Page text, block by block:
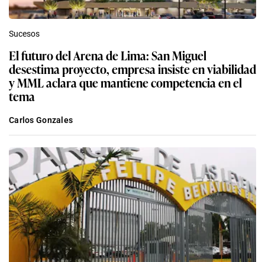
Sucesos
El futuro del Arena de Lima: San Miguel
desestima proyecto, empresa insiste en viabilidad
y MML aclara que mantiene competencia en el
tema
Carlos Gonzales